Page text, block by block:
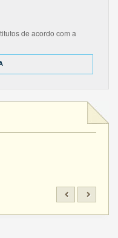
de acordo com a